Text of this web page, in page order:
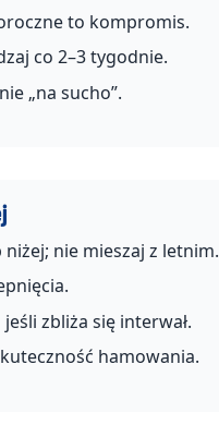
to kompromis.
co 2–3 tygodnie.
„na sucho”.
nie mieszaj z letnim.
zbliża się interwał.
hamowania.